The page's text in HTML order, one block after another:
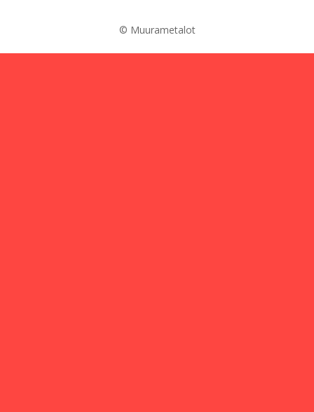
© Muurametalot